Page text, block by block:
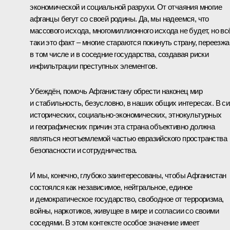
экономической и социальной разрухи. От отчаяния многие
афганцы бегут со своей родины. Да, мы надеемся, что
массового исхода, многомиллионного исхода не будет, но
таки это факт – многие стараются покинуть страну,
в том числе и в соседние государства, создавая риски
инфильтрации преступных элементов.
Убеждён, помочь Афганистану обрести наконец мир
и стабильность, безусловно, в наших общих интересах. В
исторических, социально-экономических, этнокультурных
и географических причин эта страна объективно должна
являться неотъемлемой частью евразийского пространства
безопасности и сотрудничества.
И мы, конечно, глубоко заинтересованы, чтобы Афганистан
состоялся как независимое, нейтральное, единое
и демократическое государство, свободное от терроризма,
войны, наркотиков, живущее в мире и согласии со своими
соседями. В этом контексте особое значение имеет